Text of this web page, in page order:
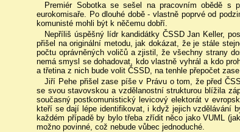
Premiér Sobotka se sešel na pracovním obědě s
eurokomisaře. Po dlouhé době - vlastně poprvé od
komunisté mohli být k něčemu dobří.
Nepříliš úspěšný lídr kandidátky ČSSD Jan Keller,
přišel na originální metodu, jak dokázat, že je stále
počtu oprávněných voličů a zjistil, že všechny strany
nemá smysl se dohadovat, kdo vlastně vyhrál a kdo
a třetina z nich bude volit ČSSD, na tenhle přepočet
Jiří Pehe přišel zase píše v Právu o tom, že před
se svou stavovskou a vzdělanostní strukturou blížila
současný postkomunistický levicový elektorát v
kteří se dají lépe identifikovat, i když jejich vzdělávání
každém případě by bylo třeba zřídit něco jako VUML
možno povinné, což nebude vůbec jednoduché.